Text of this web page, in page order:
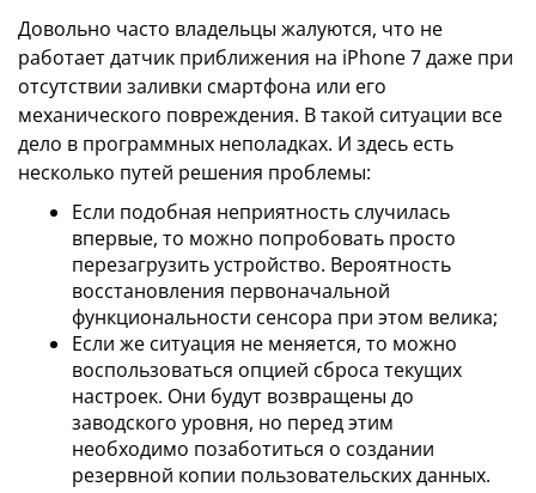
Довольно часто владельцы жалуются, что не
работает датчик приближения на iPhone 7 даже при
отсутствии заливки смартфона или его
механического повреждения. В такой ситуации все
дело в программных неполадках. И здесь есть
несколько путей решения проблемы:
Если подобная неприятность случилась
впервые, то можно попробовать просто
перезагрузить устройство. Вероятность
восстановления первоначальной
функциональности сенсора при этом велика;
Если же ситуация не меняется, то можно
воспользоваться опцией сброса текущих
настроек. Они будут возвращены до
заводского уровня, но перед этим
необходимо позаботиться о создании
резервной копии пользовательских данных.